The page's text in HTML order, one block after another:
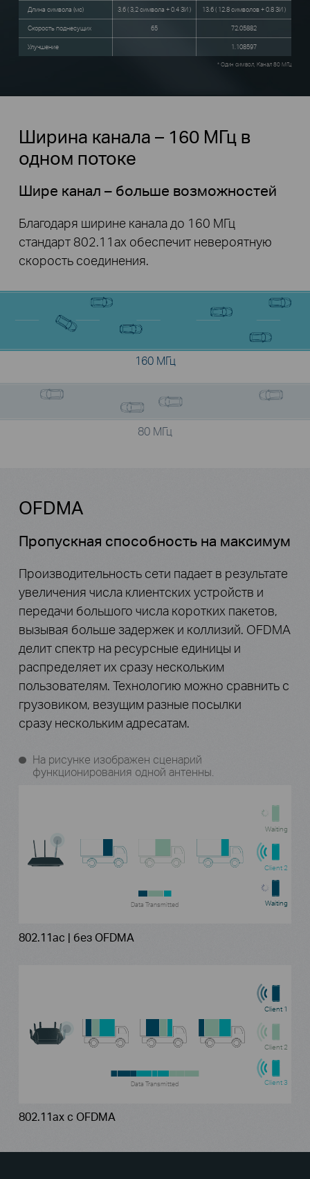
Длина символа (мс) 3.6 ( 3,2 символа + 0.4 ЗИ ) 13.6 ( 12.8 символов + 0.8 ЗИ )
Скорость поднесущих 65 72.05882
Улучшение 1.108597
* Один символ, Канал 80 МГц
Ширина канала – 160 МГц в
одном потоке
Шире канал – больше возможностей
Благодаря ширине канала до 160 МГц
стандарт 802.11ax обеспечит невероятную
скорость соединения.
160 MГц
80 MГц
OFDMA
Пропускная способность на максимум
Производительность сети падает в результате
увеличения числа клиентских устройств и
передачи большого числа коротких пакетов,
вызывая больше задержек и коллизий. OFDMA
делит спектр на ресурсные единицы и
распределяет их сразу нескольким
пользователям. Технологию можно сравнить с
грузовиком, везущим разные посылки
сразу нескольким адресатам.
На рисунке изображен сценарий
функционирования одной антенны.
Waiting
Client 2
Waiting
Data Transmitted
802.11ac | без OFDMA
Client 1
Client 2
Client 3
Data Transmitted
802.11ax с OFDMA